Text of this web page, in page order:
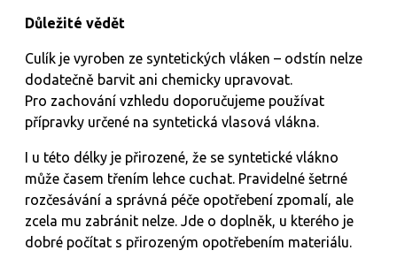
Důležité vědět
Culík je vyroben ze syntetických vláken – odstín nelze
dodatečně barvit ani chemicky upravovat.
Pro zachování vzhledu doporučujeme používat
přípravky určené na syntetická vlasová vlákna.
I u této délky je přirozené, že se syntetické vlákno
může časem třením lehce cuchat. Pravidelné šetrné
rozčesávání a správná péče opotřebení zpomalí, ale
zcela mu zabránit nelze. Jde o doplněk, u kterého je
dobré počítat s přirozeným opotřebením materiálu.